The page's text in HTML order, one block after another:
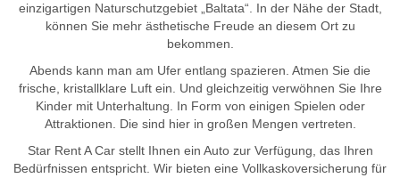
einzigartigen Naturschutzgebiet „Baltata“. In der Nähe der Stadt,
können Sie mehr ästhetische Freude an diesem Ort zu
bekommen.
Abends kann man am Ufer entlang spazieren. Atmen Sie die
frische, kristallklare Luft ein. Und gleichzeitig verwöhnen Sie Ihre
Kinder mit Unterhaltung. In Form von einigen Spielen oder
Attraktionen. Die sind hier in großen Mengen vertreten.
Star Rent A Car stellt Ihnen ein Auto zur Verfügung, das Ihren
Bedürfnissen entspricht. Wir bieten eine Vollkaskoversicherung für